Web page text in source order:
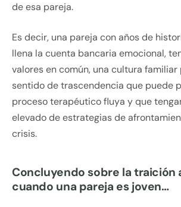
de esa pareja.
Es decir, una pareja con años de
llena la cuenta bancaria emocional,
valores en común, una cultura familiar
sentido de trascendencia que puede
proceso terapéutico fluya y que
elevado de estrategias de
crisis.
Concluyendo sobre la traición
cuando una pareja es joven…